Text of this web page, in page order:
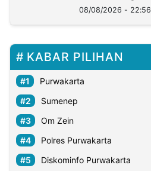
08/08/2026 - 22:56
KABAR PILIHAN
Purwakarta
Sumenep
Om Zein
Polres Purwakarta
Diskominfo Purwakarta